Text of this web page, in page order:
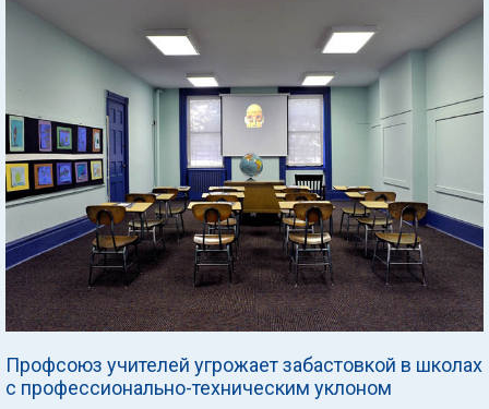
Профсоюз учителей угрожает забастовкой в школах
с профессионально-техническим уклоном